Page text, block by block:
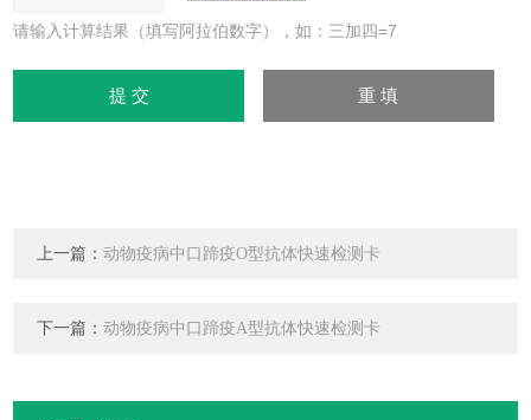
请输入计算结果（填写阿拉伯数字），如：三加四=7
上一篇：动物疫病中口蹄疫O型抗体快速检测卡
下一篇：动物疫病中口蹄疫A型抗体快速检测卡